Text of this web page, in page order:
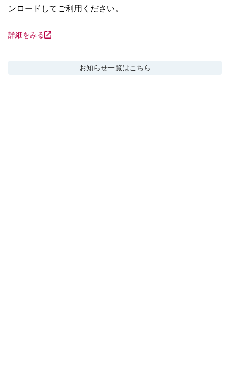
ンロードしてご利用ください。
詳細をみる
お知らせ一覧はこちら